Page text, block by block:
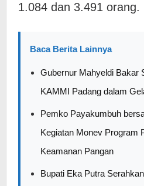
1.084 dan 3.491 orang.
Baca Berita Lainnya
Gubernur Mahyeldi Bakar
KAMMI Padang dalam
Pemko Payakumbuh
Kegiatan Monev Program
Keamanan Pangan
Bupati Eka Putra